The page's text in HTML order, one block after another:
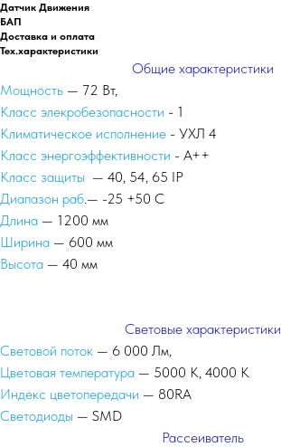
Датчик Движения
БАП
Доставка и оплата
Тех.характеристики
Общие характеристики
Мощность — 72 Вт,
Класс элекробезопасности - 1
Климатическое исполнение - УХЛ 4
Класс энергоэффективности - А++
Класс защиты — 40, 54, 65 IP
Диапазон раб.— -25 +50 С
Длина — 1200 мм
Ширина — 600 мм
Высота — 40 мм
Световые характеристики
Световой поток — 6 000 Лм,
Цветовая температура — 5000 К, 4000 К
Индекс цветопередачи — 80RA
Светодиоды — SMD
Рассеиватель